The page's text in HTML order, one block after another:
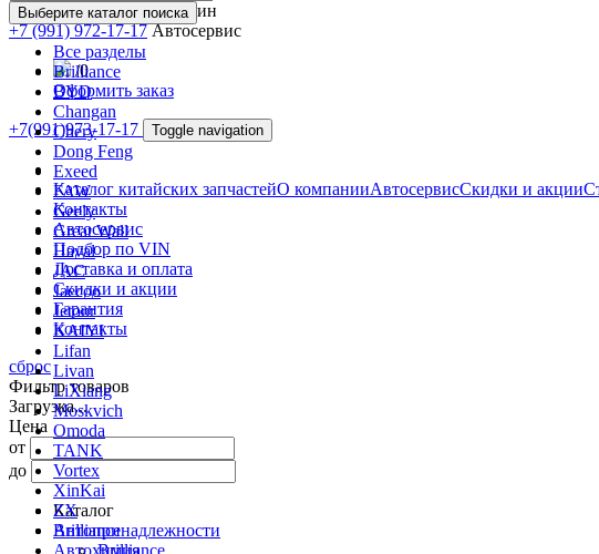
Выберите каталог поиска
Все разделы
Brilliance
BYD
Changan
Chery
Dong Feng
Exeed
FAW
Geely
Great Wall
Haval
JAC
Jaecoo
Jetour
KAIYI
Lifan
Livan
LiXiang
Moskvich
Omoda
TANK
Vortex
XinKai
ZX
Автопринадлежности
Автохимия
+7 (991) 973-17-17Магазин
+7 (991) 972-17-17Автосервис
/0
Оформить заказ
+7(991)973-17-17 Toggle navigation
Каталог китайских запчастейО компанииАвтосервисСкидки и акции
Контакты
Автосервис
Подбор по VIN
Доставка и оплата
Скидки и акции
Гарантия
Контакты
сброс
Фильтр товаров
Загрузка...
Цена
от
до
Каталог
Brilliance
Brilliance